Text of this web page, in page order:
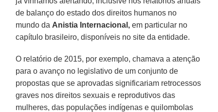
de balanço do estado dos direitos humanos no
mundo da Anistia Internacional, em particular no
capítulo brasileiro, disponíveis no site da entidade.
O relatório de 2015, por exemplo, chamava a atenção
para o avanço no legislativo de um conjunto de
propostas que se aprovadas significariam retrocessos
graves nos direitos sexuais e reprodutivos das
mulheres, das populações indígenas e quilombolas